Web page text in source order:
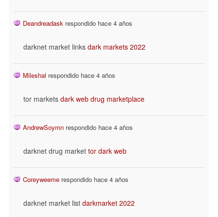
Deandreadask respondido hace 4 años
darknet market links dark markets 2022
Mileshal respondido hace 4 años
tor markets dark web drug marketplace
AndrewSoymn respondido hace 4 años
darknet drug market tor dark web
Coreyweeme respondido hace 4 años
darknet market list darkmarket 2022